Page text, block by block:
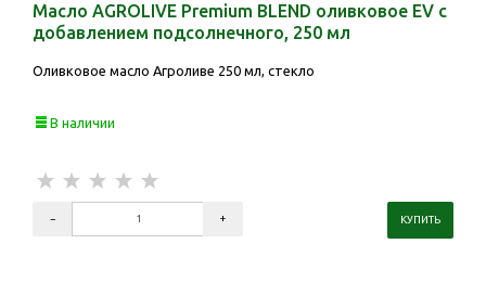
Масло AGROLIVE Premium BLEND оливковое EV с
добавлением подсолнечного, 250 мл
Оливковое масло Агроливе 250 мл, стекло
В наличии